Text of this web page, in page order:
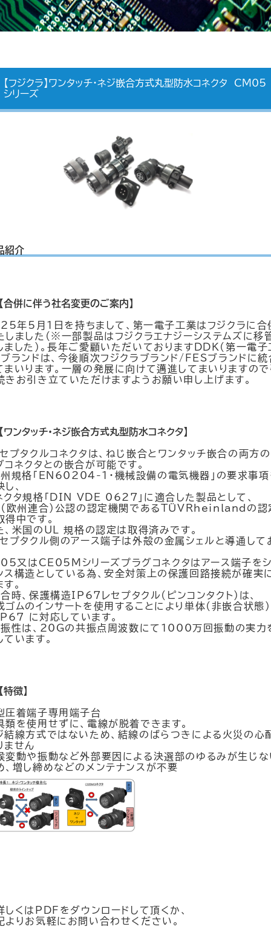
【フジクラ】ワンタッチ・ネジ嵌合方式丸型防水コネクタ CM05
シリーズ
紹介
合併に伴う社名変更のご案内】
年5月1日を持ちまして、第一電子工業はフジクラに合
しました(※一部製品はフジクラエナジーシステムズに移
ました)。長年ご愛顧いただいておりますDDK(第一電子
ブランドは、今後順次フジクラブランド/FESブランドに統
まいります。一層の発展に向けて邁進してまいりますの
きお引き立ていただけますようお願い申し上げます。
ワンタッチ・ネジ嵌合方式丸型防水コネクタ】
セプタクルコネクタは、ねじ嵌合とワンタッチ嵌合の両方
コネクタとの嵌合が可能です。
州規格「EN60204-1・機械設備の電気機器」の要求事
、
クタ規格「DIN VDE 0627」に適合した製品として、
欧州連合）公認の認定機関であるTÜVRheinlandの認
得中です。
、米国のUL 規格の認定は取得済みです。
セプタクル側のアース端子は外殻の金属シェルと導通して
又はCE05Mシリーズプラグコネクタはアース端子を
ス構造としている為、安全対策上の保護回路接続が確実
。
合時、保護構造IP67レセプタクル(ピンコンタクト)は、
ゴムのインサートを使用することにより単体(非嵌合状態
に対応しています。
振性は、20Gの共振点周波数にて1000万回振動の実力
ています。
特徴】
圧着端子専用端子台
類を使用せずに、電線が脱着できます。
結線方式ではないため、結線のばらつきによる火災の心
ません
変動や振動など外部要因による決選部のゆるみが生じな
、増し締めなどのメンテナンスが不要
くはPDFをダウンロードして頂くか、
よりお気軽にお問い合わせください。